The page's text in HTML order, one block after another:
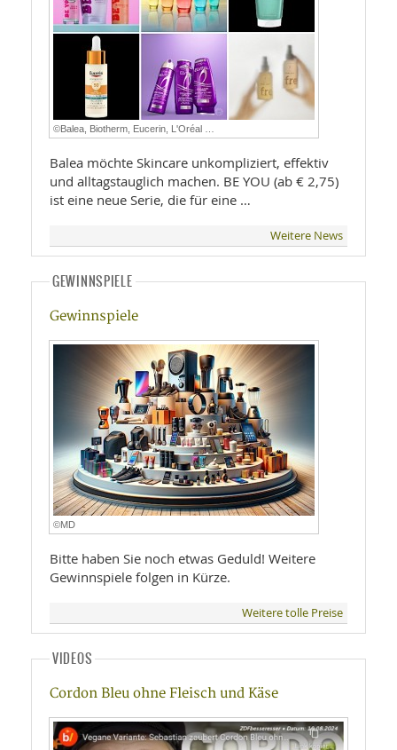
©Balea, Biotherm, Eucerin, L'Oréal …
Balea möchte Skincare unkompliziert, effektiv
und alltagstauglich machen. BE YOU (ab € 2,75)
ist eine neue Serie, die für eine …
Weitere News
GEWINNSPIELE
Gewinnspiele
©MD
Bitte haben Sie noch etwas Geduld! Weitere
Gewinnspiele folgen in Kürze.
Weitere tolle Preise
VIDEOS
Cordon Bleu ohne Fleisch und Käse